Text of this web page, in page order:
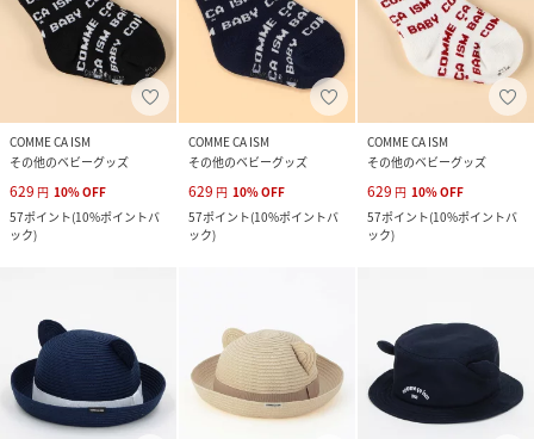
COMME CA ISM
その他のベビーグッズ
629 円 10%OFF
57ポイント(10%ポイントバ
ック)
COMME CA ISM
その他のベビーグッズ
629 円 10%OFF
57ポイント(10%ポイントバ
ック)
COMME CA ISM
その他のベビーグッズ
629 円 10%OFF
57ポイント(10%ポイントバ
ック)